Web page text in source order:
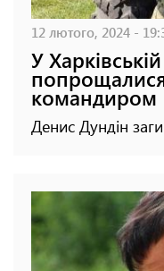
12 лютого, 2024 -
У
командиром
Денис Дундін